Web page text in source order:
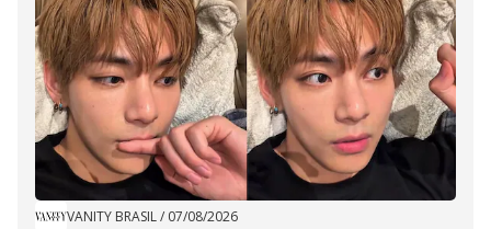
VANITY BRASIL/ 07/08/2026